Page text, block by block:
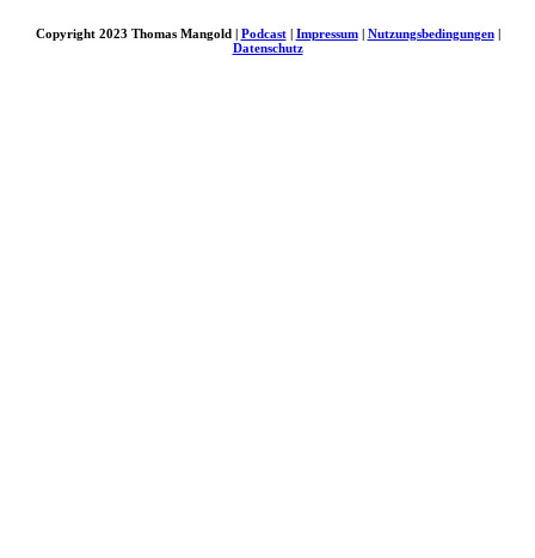
Copyright 2023 Thomas Mangold | Podcast| Impressum| Nutzungsbedingungen|
Datenschutz